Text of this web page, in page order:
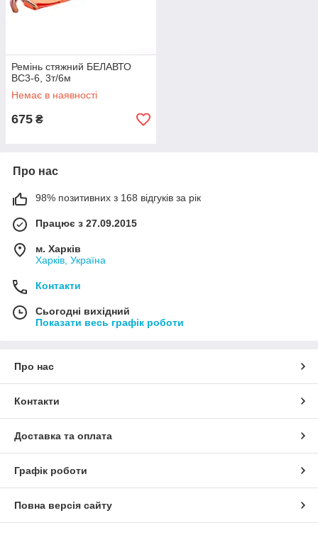
Ремінь стяжний БЕЛАВТО
BC3-6, 3т/6м
Немає в наявності
675 ₴
Про нас
98% позитивних з 168 відгуків за рік
Працює з 27.09.2015
м. Харків
Харків, Україна
Контакти
Сьогодні вихідний
Показати весь графік роботи
Про нас
Контакти
Доставка та оплата
Графік роботи
Повна версія сайту